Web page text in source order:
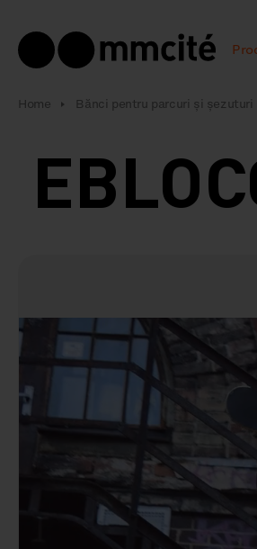
Home Bănci pentru parcuri și șezuturi